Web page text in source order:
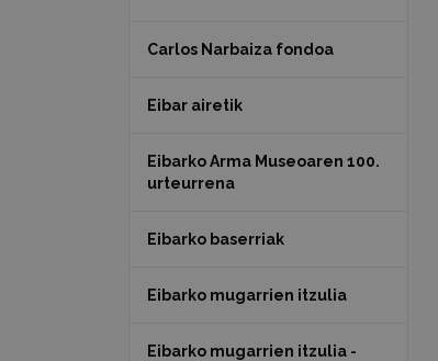
Carlos Narbaiza fondoa
Eibar airetik
Eibarko Arma Museoaren 100.
urteurrena
Eibarko baserriak
Eibarko mugarrien itzulia
Eibarko mugarrien itzulia -